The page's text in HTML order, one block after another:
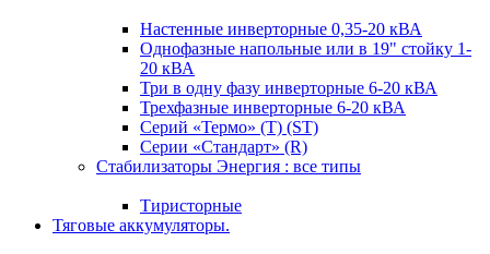
Настенные инверторные 0,35-20 кВА
Однофазные напольные или в 19" стойку 1-
20 кВА
Три в одну фазу инверторные 6-20 кВА
Трехфазные инверторные 6-20 кВА
Серий «Термо» (T) (ST)
Серии «Стандарт» (R)
Стабилизаторы Энергия : все типы
Тиристорные
Тяговые аккумуляторы.